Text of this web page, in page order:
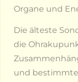
Organe und
Die älteste
die
und